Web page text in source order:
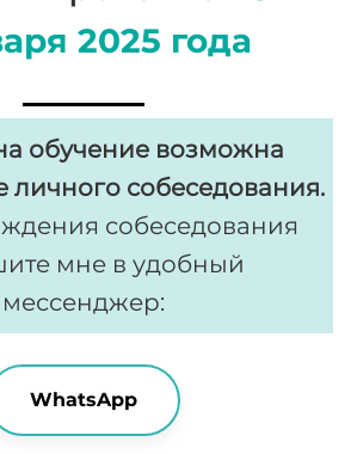
2025 года
обучение возможна
личного собеседования.
собеседования
мне в удобный
мессенджер:
WhatsApp